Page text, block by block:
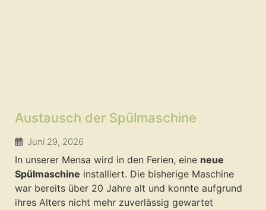
Austausch der Spülmaschine
Juni 29, 2026
In unserer Mensa wird in den Ferien, eine neue
Spülmaschine installiert. Die bisherige Maschine
war bereits über 20 Jahre alt und konnte aufgrund
ihres Alters nicht mehr zuverlässig gewartet